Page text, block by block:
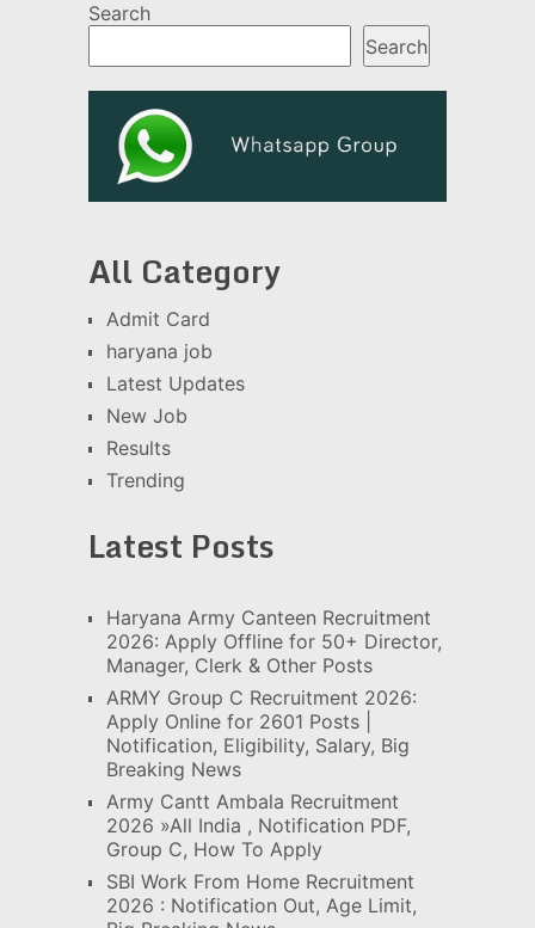
Search
Search
All Category
Admit Card
haryana job
Latest Updates
New Job
Results
Trending
Latest Posts
Haryana Army Canteen Recruitment
2026: Apply Offline for 50+ Director,
Manager, Clerk & Other Posts
ARMY Group C Recruitment 2026:
Apply Online for 2601 Posts |
Notification, Eligibility, Salary, Big
Breaking News
Army Cantt Ambala Recruitment
2026 »All India , Notification PDF,
Group C, How To Apply
SBI Work From Home Recruitment
2026 : Notification Out, Age Limit,